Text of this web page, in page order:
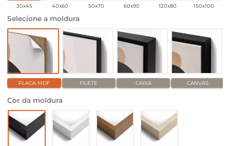
30x45 40x60 50x70 60x90 120x80 150x100
Selecione a moldura
PLACA MDF FILETE CAIXA CANVAS
Cor da moldura